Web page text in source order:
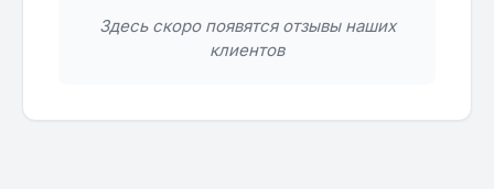
Здесь скоро появятся отзывы наших
клиентов